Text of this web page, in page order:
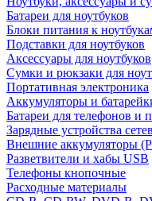
Батареи для ноутбуков
Блоки питания к
Подставки для ноутбуков
Аксессуары для ноутбуков
Сумки и рюкзаки для
Портативная электроника
Аккумуляторы и
Батареи для телефонов и
Зарядные устройства
Внешние аккумуляторы
Разветвители и хабы USB
Телефоны кнопочные
Расходные материалы